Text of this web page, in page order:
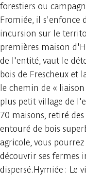
forestiers ou
Fromiée, il s'enfonce
incursion sur le
premières maison
de l'entité, vaut le
bois de Frescheux et
le chemin de «
plus petit village de
70 maisons, retiré
entouré de bois
agricole, vous
découvrir ses fermes
dispersé.Hymiée : Le